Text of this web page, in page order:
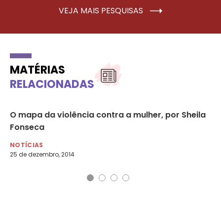
VEJA MAIS PESQUISAS
MATÉRIAS
RELACIONADAS
O mapa da violência contra a mulher, por Sheila
Fonseca
NOTÍCIAS
25 de dezembro, 2014